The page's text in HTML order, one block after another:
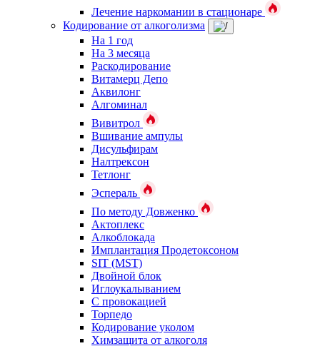
Лечение наркомании в стационаре
Кодирование от алкоголизма
На 1 год
На 3 месяца
Раскодирование
Витамерц Депо
Аквилонг
Алгоминал
Вивитрол
Вшивание ампулы
Дисульфирам
Налтрексон
Тетлонг
Эспераль
По методу Довженко
Актоплекс
Алкоблокада
Имплантация Продетоксоном
SIT (MST)
Двойной блок
Иглоукалыванием
С провокацией
Торпедо
Кодирование уколом
Химзащита от алкоголя